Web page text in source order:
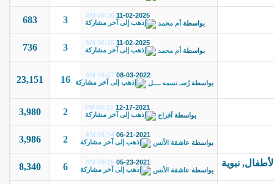
11-02-2025
06:36 AM
بواسطة أم محمد 3
683
11-02-2025
06:35 AM
بواسطة أم محمد 3
736
08-03-2022
06:57 AM
بواسطةرُسـ نسمه ــــل 16
23,151
12-17-2021
08:10 PM
بواسطة آفراح 2
3,980
06-21-2021
08:54 AM
بواسطة عاشقة الأنس 2
3,986
05-23-2021
09:25 AM
بواسطة عاشقة الأنس 6
8,340